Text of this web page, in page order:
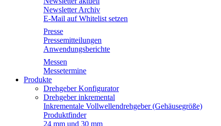
Newsletter Archiv
E-Mail auf Whitelist setzen
Presse
Pressemitteilungen
Anwendungsberichte
Messen
Messetermine
Produkte
Drehgeber Konfigurator
Drehgeber inkremental
Inkrementale Vollwellendrehgeber (Gehäusegröße)
Produktfinder
24 mm und 30 mm